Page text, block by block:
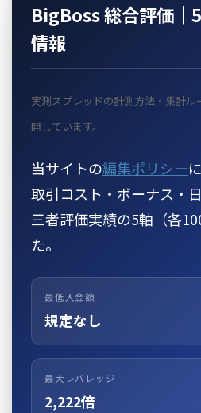
BigBoss 総合評価｜
情報
実測スプレッドの計測方法・集計ル
開しています。
当サイトの編集ポリシー
取引コスト・ボーナス・
三者評価実績の5軸（各
た。
最低入金額
規定なし
最大レバレッジ
2,222倍